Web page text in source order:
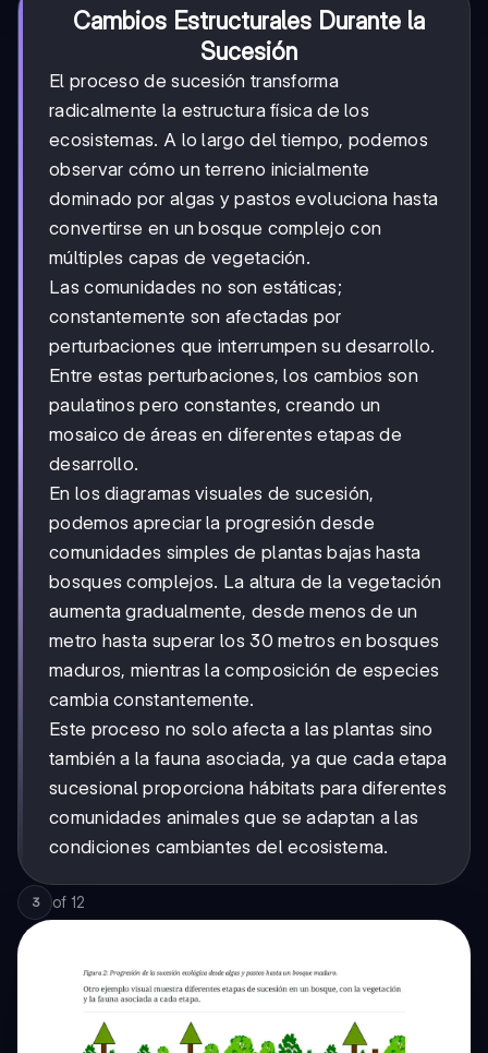
Cambios Estructurales Durante la
Sucesión
El proceso de sucesión transforma
radicalmente la estructura física de los
ecosistemas. A lo largo del tiempo, podemos
observar cómo un terreno inicialmente
dominado por algas y pastos evoluciona hasta
convertirse en un bosque complejo con
múltiples capas de vegetación.
Las comunidades no son estáticas;
constantemente son afectadas por
perturbaciones que interrumpen su desarrollo.
Entre estas perturbaciones, los cambios son
paulatinos pero constantes, creando un
mosaico de áreas en diferentes etapas de
desarrollo.
En los diagramas visuales de sucesión,
podemos apreciar la progresión desde
comunidades simples de plantas bajas hasta
bosques complejos. La altura de la vegetación
aumenta gradualmente, desde menos de un
metro hasta superar los 30 metros en bosques
maduros, mientras la composición de especies
cambia constantemente.
Este proceso no solo afecta a las plantas sino
también a la fauna asociada, ya que cada etapa
sucesional proporciona hábitats para diferentes
comunidades animales que se adaptan a las
condiciones cambiantes del ecosistema.
3 of 12